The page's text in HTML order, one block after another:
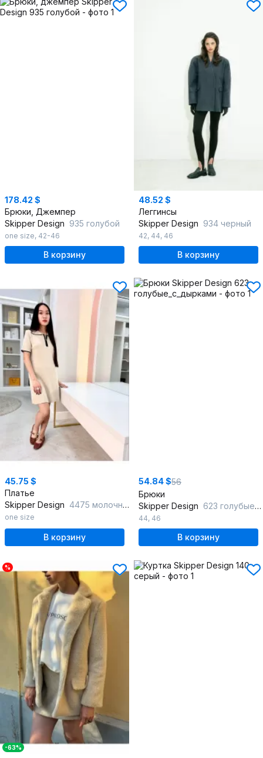
178.42 $
Брюки, Джемпер
Skipper Design 935 голубой
one size, 42-46
В корзину
48.52 $
Леггинсы
Skipper Design 934 черный
42, 44, 46
В корзину
45.75 $
Платье
Skipper Design 4475 молочный
one size
В корзину
54.84 $56
Брюки
Skipper Design 623 голубые_с_дырками
44, 46
В корзину
%
-63%